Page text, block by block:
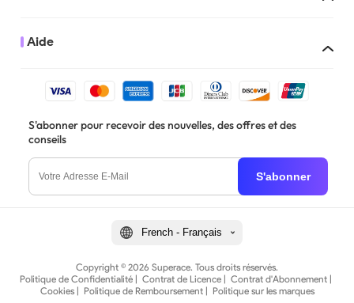
Aide
S'abonner pour recevoir des nouvelles, des offres et des
conseils
S'abonner
French - Français
Copyright © 2026 Superace. Tous droits réservés.
Politique de Confidentialité | Contrat de Licence | Contrat d'Abonnement |
Cookies| Politique de Remboursement| Politique sur les marques